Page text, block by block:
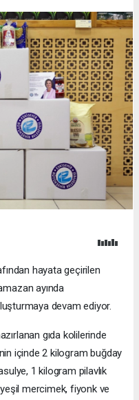
hayata geçirilen
ayında
devam ediyor.
gıda kolilerinde
içinde 2 kilogram buğday
1 kilogram pilavlık
mercimek, fiyonk ve